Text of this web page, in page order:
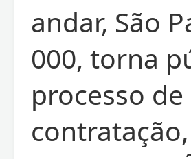
andar, São
000, torna
processo de